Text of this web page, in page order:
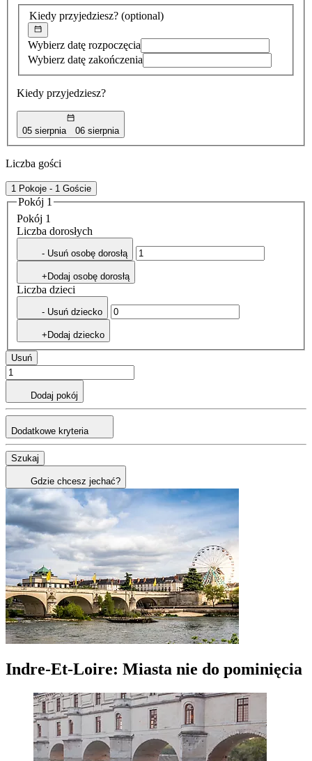
znaleziona
Kiedy przyjedziesz? (optional)
Wybierz datę rozpoczęcia
Wybierz datę zakończenia
Kiedy przyjedziesz?
05 sierpnia 06 sierpnia
Liczba gości
1 Pokoje - 1 Goście
Pokój 1
Pokój 1
Liczba dorosłych
- Usuń osobę dorosłą
+Dodaj osobę dorosłą
Liczba dzieci
- Usuń dziecko
+Dodaj dziecko
Usuń
Dodaj pokój
Dodatkowe kryteria
Szukaj
Gdzie chcesz jechać?
Indre-Et-Loire: Miasta nie do pominięcia